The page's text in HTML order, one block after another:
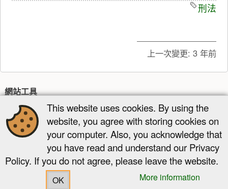
刑法
上一次變更: 3 年前
網站工具
最近更新 多媒體管理器 網站地圖
頁面工具
舊版 反向連結 回到頁頂
This website uses cookies. By using the
website, you agree with storing cookies on
your computer. Also, you acknowledge that
you have read and understand our Privacy
Policy. If you do not agree, please leave the website.
OK More information